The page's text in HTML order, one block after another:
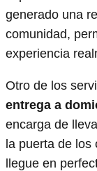
generado una
comunidad,
experiencia
Otro de los
entrega a
encarga de
la puerta de los
llegue en